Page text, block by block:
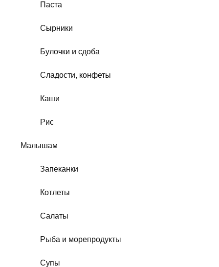
Паста
Сырники
Булочки и сдоба
Сладости, конфеты
Каши
Рис
Малышам
Запеканки
Котлеты
Салаты
Рыба и морепродукты
Супы